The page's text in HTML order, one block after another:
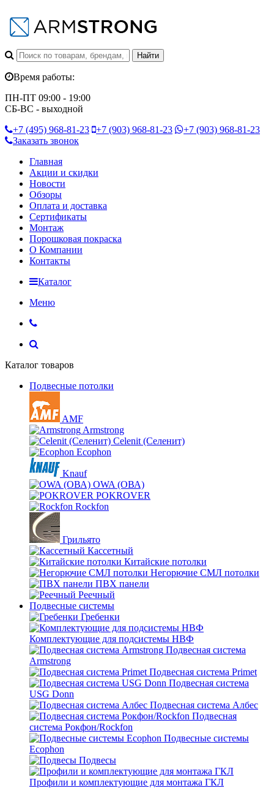
Время работы:
ПН-ПТ 09:00 - 19:00
СБ-ВС - выходной
+7 (495) 968-81-23 +7 (903) 968-81-23 +7 (903) 968-81-23
Заказать звонок
Главная
Акции и скидки
Новости
Обзоры
Оплата и доставка
Сертификаты
Монтаж
Порошковая покраска
О Компании
Контакты
Каталог
Меню
Каталог товаров
Подвесные потолки
AMF
Armstrong
Celenit (Селенит)
Ecophon
Knauf
OWA (ОВА)
POKROVER
Rockfon
Грильято
Кассетный
Китайские потолки
Негорючие СМЛ потолки
ПВХ панели
Реечный
Подвесные системы
Гребенки
Комплектующие для подсистемы НВФ
Подвесная система
Armstrong
Подвесная система Primet
Подвесная система
USG Donn
Подвесная система Албес
Подвесная
система Рокфон/Rockfon
Подвесные системы
Ecophon
Подвесы
Профили и комплектующие для монтажа ГКЛ